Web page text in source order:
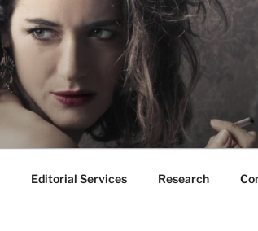
Editorial Services Research